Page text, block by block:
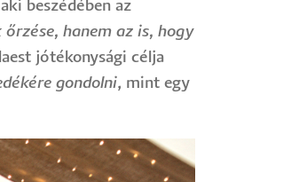
beszédében az
hanem az is, hogy
jótékonysági célja
gondolni, mint egy